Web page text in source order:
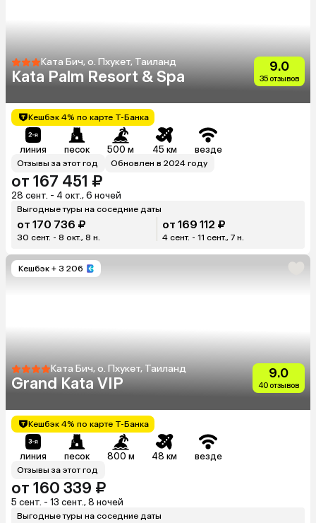
Ката Бич, о. Пхукет, Таиланд
Kata Palm Resort & Spa
9.0
35 отзывов
Кешбэк 4% по карте Т-Банка
линия песок 500 м 45 км везде
Отзывы за этот год Обновлен в 2024 году
от 167 451 ₽
28 сент. - 4 окт., 6 ночей
Выгодные туры на соседние даты
от 170 736 ₽
30 сент. - 8 окт., 8 н.
от 169 112 ₽
4 сент. - 11 сент., 7 н.
Кешбэк + 3 206
Ката Бич, о. Пхукет, Таиланд
Grand Kata VIP
9.0
40 отзывов
Кешбэк 4% по карте Т-Банка
линия песок 800 м 48 км везде
Отзывы за этот год
от 160 339 ₽
5 сент. - 13 сент., 8 ночей
Выгодные туры на соседние даты